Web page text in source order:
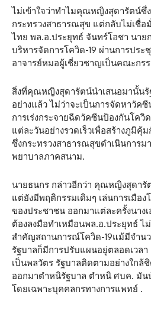
ไม่เข้าใจว่าทำไมคุณหญิงสุดารัตน์ซึ่
กระทรวงสาธารณสุข แต่กลับไม่เชื่
ไทย พล.อ.ประยุทธ์ จันทร์โอชา นาย
บริหารจัดการโควิด-19 ผ่านการปร
อาจารย์หมอผู้เชี่ยวชาญเป็นคณะกร
สิ่งที่คุณหญิงสุดารัตน์นำเสนอมานั้นรั
อย่างแล้ว ไม่ว่าจะเป็นการจัดหาวัค
การเร่งกระจายฉีดวัคซีนป้องกันโควิ
แต่ละวันอย่างรวดเร็วเพื่อสร้างภูมิคุ้ม
ซึ่งกระทรวงสาธารณสุขดำเนินการม
พยาบาลภาคสนาม.
นายธนกร กล่าวอีกว่า คุณหญิงสุดารั
แต่ยังมีพฤติกรรมเดิมๆ เล่นการเมือ
ของประชาชน ออกมาแต่ละครั้งนางเ
ต้องลงมือทำเหมือนพล.อ.ประยุทธ์ ไ
สำคัญสถานการณ์โควิด-19แม้มีจำน
รัฐบาลก็มีการปรับแผนอยู่ตลอดเวล
เป็นพลวัตร รัฐบาลติดตามอย่างใก
ออกมาตำหนิรัฐบาล ตำหนิ ศบค. มัน
โดยเฉพาะบุคคลกรทางการแพทย์ .